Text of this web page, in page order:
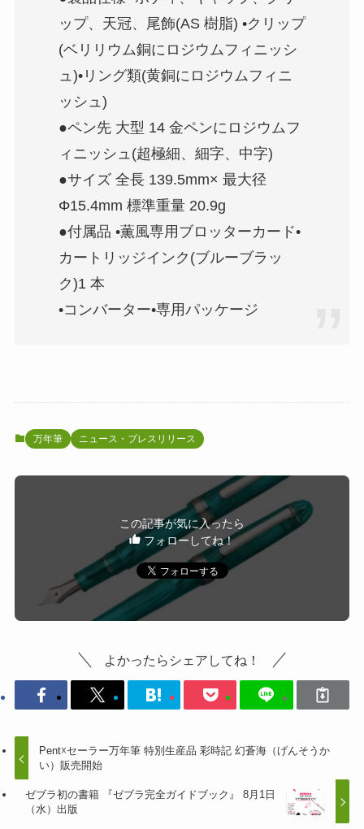
ップ、天冠、尾飾(AS 樹脂) •クリップ
(ベリリウム銅にロジウムフィニッシ
ュ)•リング類(黄銅にロジウムフィニ
ッシュ)
●ペン先 大型 14 金ペンにロジウムフ
ィニッシュ(超極細、細字、中字)
●サイズ 全長 139.5mm× 最大径
Φ15.4mm 標準重量 20.9g
●付属品 •薫風専用ブロッターカード•
カートリッジインク(ブルーブラッ
ク)1 本
•コンバーター•専用パッケージ
万年筆 ニュース・プレスリリース
この記事が気に入ったら
フォローしてね！
よかったらシェアしてね！
Pent☓セーラー万年筆 特別生産品 彩時記 幻蒼海（げんそうか
い）販売開始
ゼブラ初の書籍 『ゼブラ完全ガイドブック』 8月1日
（水）出版